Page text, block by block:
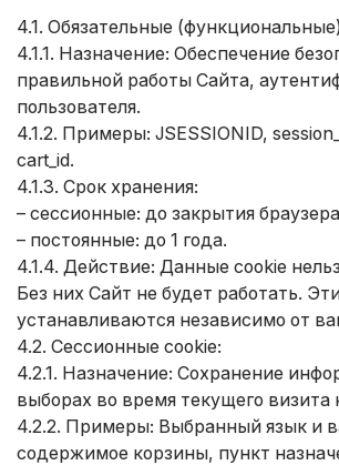
4.1. Обязательные
4.1.1. Назначение: Обеспечение
правильной работы Сайта,
пользователя.
4.1.2. Примеры: JSESSIONID,
cart_id.
4.1.3. Срок хранения:
– сессионные: до закрытия
– постоянные: до 1 года.
4.1.4. Действие: Данные cookie
Без них Сайт не будет работать.
устанавливаются независимо от
4.2. Сессионные cookie:
4.2.1. Назначение: Сохранение
выборах во время текущего визита
4.2.2. Примеры: Выбранный язык и
содержимое корзины, пункт